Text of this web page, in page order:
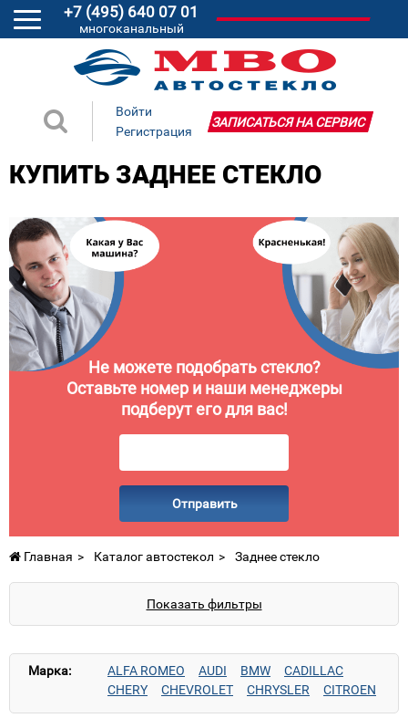
+7 (495) 640 07 01
многоканальный
Войти
Регистрация
ЗАПИСАТЬСЯ НА СЕРВИС
КУПИТЬ ЗАДНЕЕ СТЕКЛО
Не можете подобрать стекло?
Оставьте номер и наши менеджеры
подберут его для вас!
Отправить
Главная Каталог автостекол Заднее стекло
Показать фильтры
Марка: ALFA ROMEO AUDI BMW
CADILLAC
CHERY
CHEVROLET CHRYSLER
CITROEN